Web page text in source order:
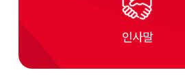
인사말